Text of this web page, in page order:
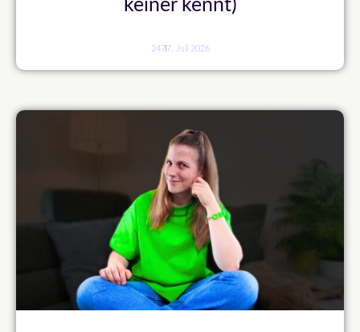
keiner kennt)
247 7. Juli 2026